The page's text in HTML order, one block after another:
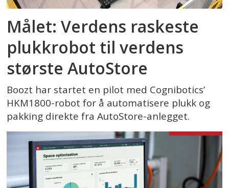
Målet: Verdens raskeste
plukkrobot til verdens
største AutoStore
Boozt har startet en pilot med Cognibotics’
HKM1800-robot for å automatisere plukk og
pakking direkte fra AutoStore-anlegget.